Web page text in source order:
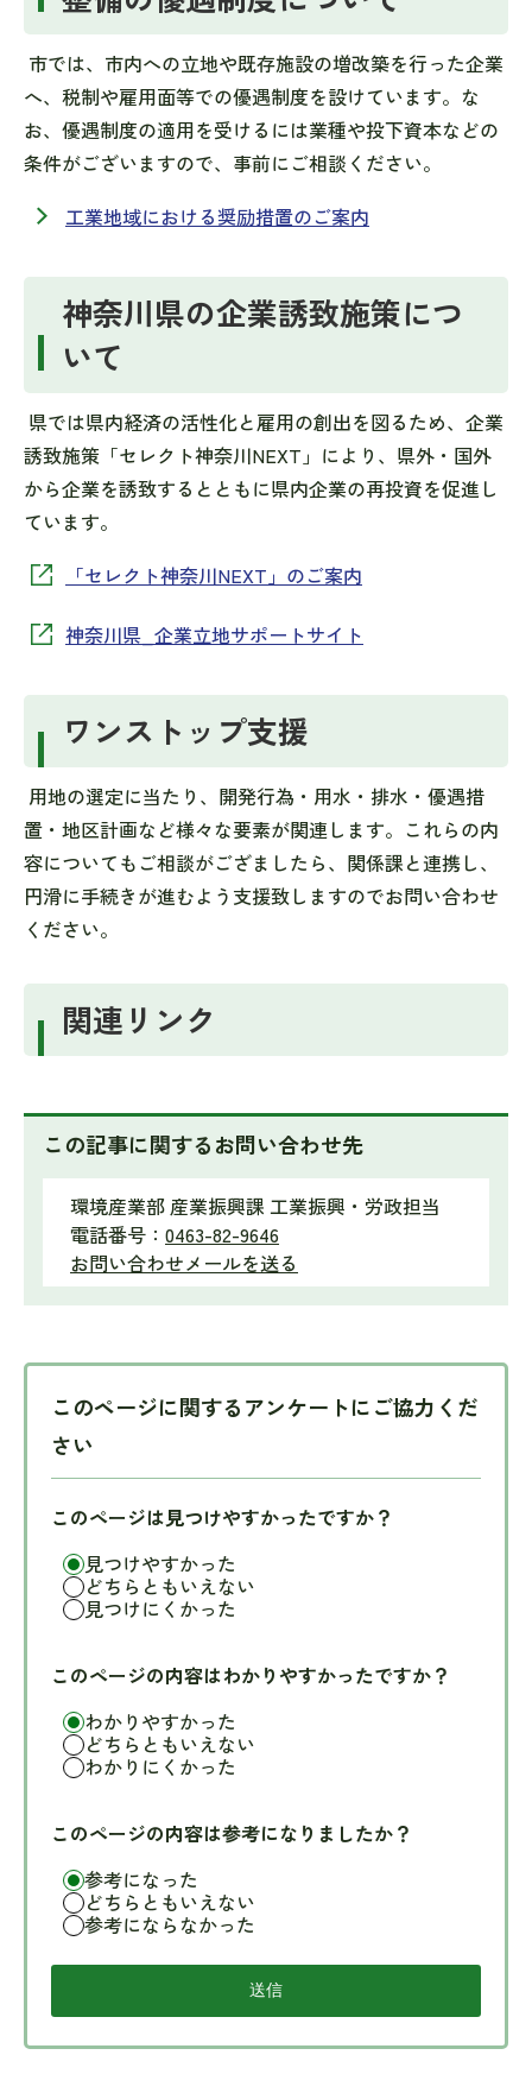
市では、市内への立地や既存施設の増改築を行った企業
へ、税制や雇用面等での優遇制度を設けています。な
お、優遇制度の適用を受けるには業種や投下資本などの
条件がございますので、事前にご相談ください。
工業地域における奨励措置のご案内
神奈川県の企業誘致施策につ
いて
県では県内経済の活性化と雇用の創出を図るため、企業
誘致施策「セレクト神奈川NEXT」により、県外・国外
から企業を誘致するとともに県内企業の再投資を促進し
ています。
「セレクト神奈川NEXT」のご案内
神奈川県_企業立地サポートサイト
ワンストップ支援
用地の選定に当たり、開発行為・用水・排水・優遇措
置・地区計画など様々な要素が関連します。これらの内
容についてもご相談がござましたら、関係課と連携し、
円滑に手続きが進むよう支援致しますのでお問い合わせ
ください。
関連リンク
この記事に関するお問い合わせ先
環境産業部 産業振興課 工業振興・労政担当
電話番号： 0463-82-9646
お問い合わせメールを送る
このページに関するアンケートにご協力くだ
さい
このページは見つけやすかったですか？
見つけやすかった
どちらともいえない
見つけにくかった
このページの内容はわかりやすかったですか？
わかりやすかった
どちらともいえない
わかりにくかった
このページの内容は参考になりましたか？
参考になった
どちらともいえない
参考にならなかった